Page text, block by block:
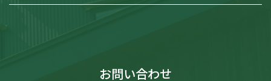
お問い合わせ